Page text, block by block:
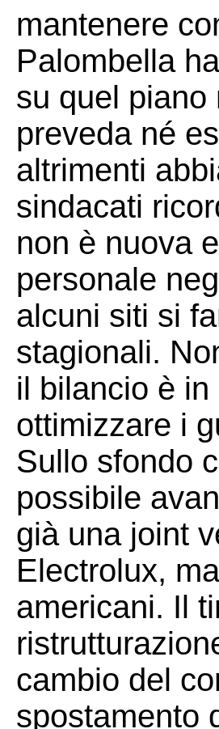
mantenere
Palombella
su quel piano
preveda né
altrimenti
sindacati
non è nuova
personale
alcuni siti si
stagionali.
il bilancio è
ottimizzare i
Sullo sfondo
possibile
già una joint
Electrolux,
americani. Il
cambio del
spostamento